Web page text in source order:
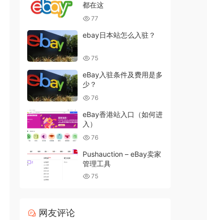
都在这
77
ebay日本站怎么入驻？
75
eBay入驻条件及费用是多
少？
76
eBay香港站入口（如何进
入）
76
Pushauction – eBay卖家
管理工具
75
网友评论